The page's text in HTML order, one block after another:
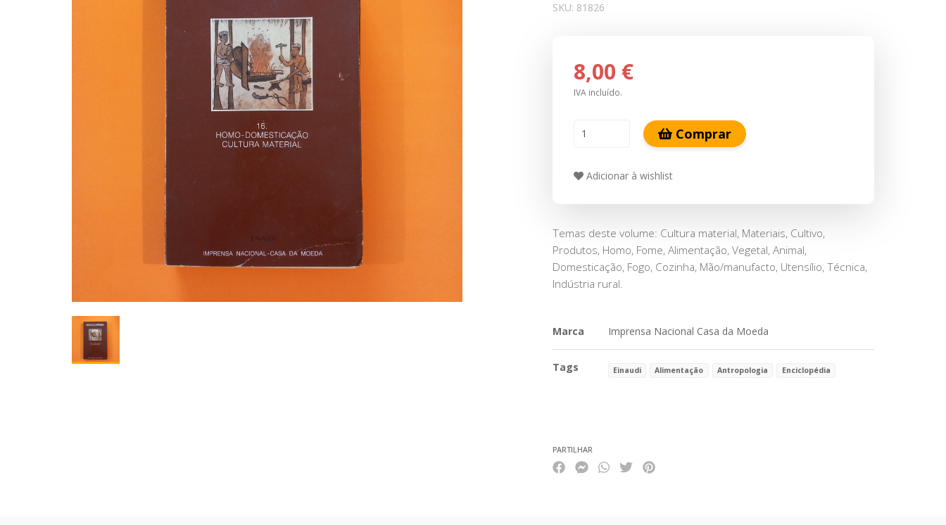
SKU: 81826
8,00 €
IVA incluído.
Comprar
Adicionar à wishlist
Temas deste volume: Cultura material, Materiais, Cultivo,
Produtos, Homo, Fome, Alimentação, Vegetal, Animal,
Domesticação, Fogo, Cozinha, Mão/manufacto, Utensílio, Técnica,
Indústria rural.
Marca Imprensa Nacional Casa da Moeda
Tags Einaudi Alimentação Antropologia Enciclopédia
PARTILHAR